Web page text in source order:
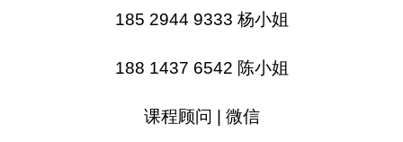
185 2944 9333 杨小姐
188 1437 6542 陈小姐
课程顾问 | 微信